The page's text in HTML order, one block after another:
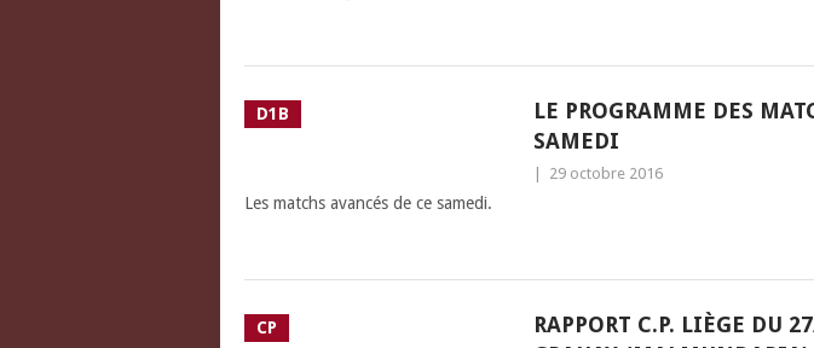
D1B
LE PROGRAMME DES
SAMEDI
29 octobre 2016
Les matchs avancés de ce samedi.
CP
RAPPORT C.P. LIÈGE DU